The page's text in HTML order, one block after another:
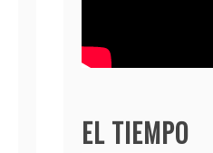
EL TIEMPO